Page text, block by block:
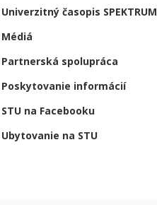
Univerzitný časopis SPEKTRUM
Médiá
Partnerská spolupráca
Poskytovanie informácií
STU na Facebooku
Ubytovanie na STU